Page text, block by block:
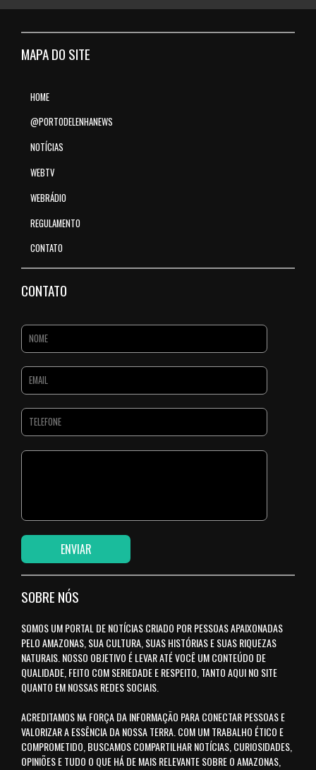
MAPA DO SITE
HOME
@PORTODELENHANEWS
NOTÍCIAS
WEBTV
WEBRÁDIO
REGULAMENTO
CONTATO
CONTATO
SOBRE NÓS
SOMOS UM PORTAL DE NOTÍCIAS CRIADO POR PESSOAS APAIXONADAS
PELO AMAZONAS, SUA CULTURA, SUAS HISTÓRIAS E SUAS RIQUEZAS
NATURAIS. NOSSO OBJETIVO É LEVAR ATÉ VOCÊ UM CONTEÚDO DE
QUALIDADE, FEITO COM SERIEDADE E RESPEITO, TANTO AQUI NO SITE
QUANTO EM NOSSAS REDES SOCIAIS.
ACREDITAMOS NA FORÇA DA INFORMAÇÃO PARA CONECTAR PESSOAS E
VALORIZAR A ESSÊNCIA DA NOSSA TERRA. COM UM TRABALHO ÉTICO E
COMPROMETIDO, BUSCAMOS COMPARTILHAR NOTÍCIAS, CURIOSIDADES,
OPINIÕES E TUDO O QUE HÁ DE MAIS RELEVANTE SOBRE O AMAZONAS,